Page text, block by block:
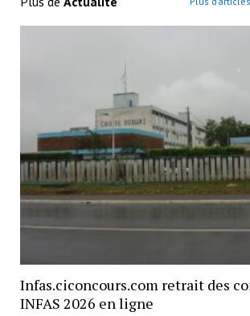
Infas.ciconcours.com retrait des
INFAS 2026 en ligne